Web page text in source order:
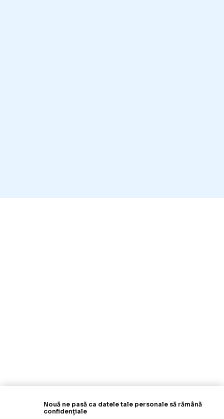
Nouă ne pasă ca datele tale personale să rămână
confidențiale